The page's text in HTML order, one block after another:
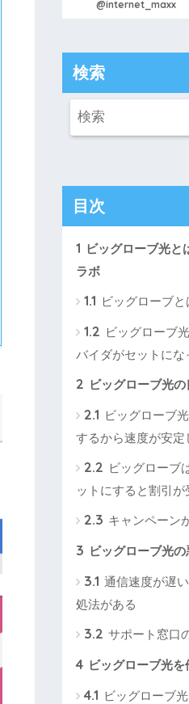
@internet_maxx
検索
目次
1 ビッグローブ光と
ラボ
1.1 ビッグローブ
1.2 ビッグローブ
バイダがセットにな
2 ビッグローブ光
2.1 ビッグローブ
するから速度が安定
2.2 ビッグローブ
ットにすると割引が
2.3 キャンペーン
3 ビッグローブ光
3.1 通信速度が遅
処法がある
3.2 サポート窓口
4 ビッグローブ光
4.1 ビッグローブ